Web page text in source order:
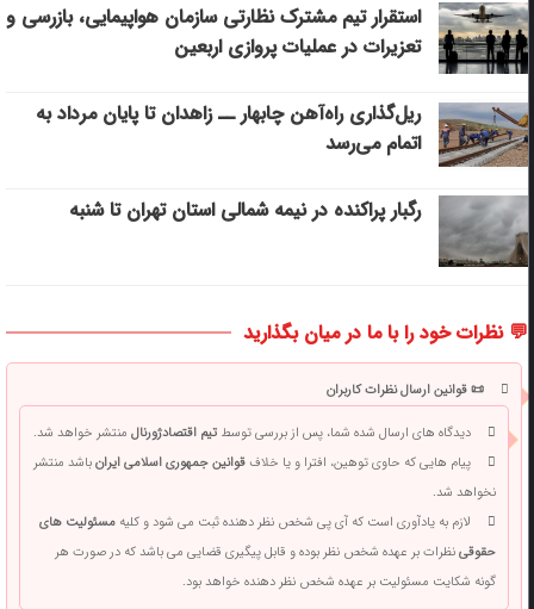
استقرار تیم مشترک نظارتی سازمان هواپیمایی، بازرسی و
تعزیرات در عملیات پروازی اربعین
ریل‌گذاری راه‌آهن چابهار ــ زاهدان تا پایان مرداد به
اتمام می‌رسد
رگبار پراکنده در نیمه شمالی استان تهران تا شنبه
💬 نظرات خود را با ما در میان بگذارید
📜 قوانین ارسال نظرات کاربران
دیدگاه های ارسال شده شما، پس از بررسی توسطتیم اقتصادژورنالمنتشر خواهد شد.
پیام هایی که حاوی توهین، افترا و یا خلافقوانین جمهوری اسلامی ایرانباشد منتشر
نخواهد شد.
لازم به یادآوری است که آی پی شخص نظر دهنده ثبت می شود و کلیهمسئولیت های
حقوقینظرات بر عهده شخص نظر بوده و قابل پیگیری قضایی می باشد که در صورت هر
گونه شکایت مسئولیت بر عهده شخص نظر دهنده خواهد بود.